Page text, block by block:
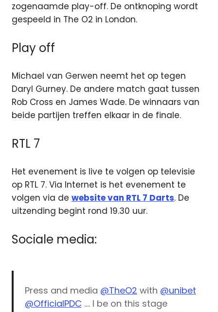
zogenaamde play-off. De ontknoping wordt
gespeeld in The O2 in London.
Play off
Michael van Gerwen neemt het op tegen
Daryl Gurney. De andere match gaat tussen
Rob Cross en James Wade. De winnaars van
beide partijen treffen elkaar in de finale.
RTL 7
Het evenement is live te volgen op televisie
op RTL 7. Via Internet is het evenement te
volgen via de website van RTL 7 Darts. De
uitzending begint rond 19.30 uur.
Sociale media:
Press and media @TheO2 with @unibet
@OfficialPDC …. I be on this stage